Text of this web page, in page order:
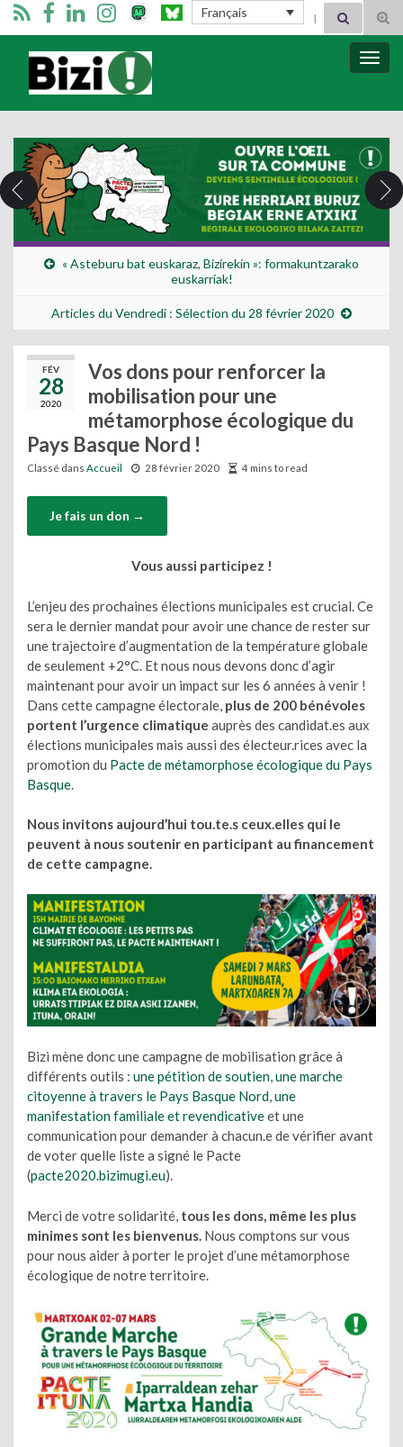
Français Search for:
Bizimugi
« Asteburu bat euskaraz, Bizirekin »: formakuntzarako
euskarriak!
Articles du Vendredi : Sélection du 28 février 2020
FÉV
28
2020
Vos dons pour renforcer la
mobilisation pour une
métamorphose écologique du
Pays Basque Nord !
Classé dans Accueil 28 février 2020 4 mins to read
Je fais un don →
Vous aussi participez !
L’enjeu des prochaines élections municipales est crucial. Ce
sera le dernier mandat pour avoir une chance de rester sur
une trajectoire d’augmentation de la température globale
de seulement +2°C. Et nous nous devons donc d’agir
maintenant pour avoir un impact sur les 6 années à venir !
Dans cette campagne électorale, plus de 200 bénévoles
portent l’urgence climatique auprès des candidat.es aux
élections municipales mais aussi des électeur.rices avec la
promotion du Pacte de métamorphose écologique du Pays
Basque
Nous invitons aujourd’hui tou.te.s ceux.elles qui le
peuvent à nous soutenir en participant au financement
de cette campagne.
Bizi mène donc une campagne de mobilisation grâce à
différents outils : une pétition de soutien,une marche
citoyenne à travers le Pays Basque Nord,une
manifestation familiale et revendicativeet une
communication pour demander à chacun.e de vérifier avant
de voter quelle liste a signé le Pacte
(pacte2020.bizimugi.eu).
Merci de votre solidarité, tous les dons, même les plus
minimes sont les bienvenus. Nous comptons sur vous
pour nous aider à porter le projet d’une métamorphose
écologique de notre territoire.